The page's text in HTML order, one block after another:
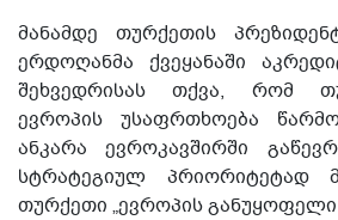
მანამდე თურქეთის
ერდოღანმა ქვეყანაში
შეხვედრისას თქვა, რომ
ევროპის უსაფრთხოება
ანკარა ევროკავშირში
სტრატეგიულ პრიორიტეტად
თურქეთი „ევროპის განუყოფელი